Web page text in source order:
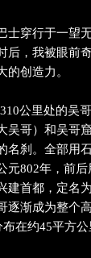
士穿行于一望
后，我被眼前
的创造力。
公里处的吴
吴哥）和吴哥
名刹。全部用
元802年，前
建首都，定名
逐渐成为整个
在约45平方公